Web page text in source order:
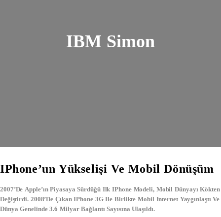
IBM Simon
IPhone’un Yükselişi Ve Mobil Dönüşüm
2007’deApple’ın Piyasaya Sürdüğü IlkIPhone Modeli, Mobil Dünyayı Kökten
Değiştirdi. 2008’de ÇıkanIPhone 3GIle BirlikteMobil InternetYaygınlaştı Ve
Dünya Genelinde 3.6 Milyar Bağlantı Sayısına Ulaşıldı.